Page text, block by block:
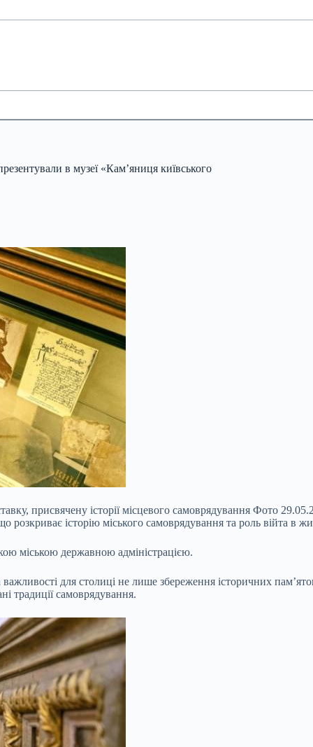
в музеї «Кам’яниця київського
присвячену історії місцевого самоврядування Фото
розкриває історію міського самоврядування та роль війта в
міською державною адміністрацією.
для столиці не лише збереження історичних
традиції самоврядування.